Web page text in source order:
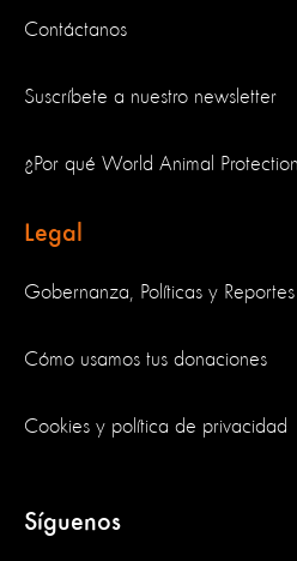
Contáctanos
Suscríbete a nuestro newsletter
¿Por qué World Animal
Legal
Gobernanza, Políticas y
Cómo usamos tus donaciones
Cookies y política de privacidad
Síguenos